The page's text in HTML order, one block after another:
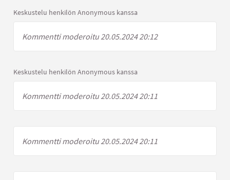
Keskustelu henkilön Anonymous kanssa
Kommentti moderoitu 20.05.2024 20:12
Keskustelu henkilön Anonymous kanssa
Kommentti moderoitu 20.05.2024 20:11
Kommentti moderoitu 20.05.2024 20:11